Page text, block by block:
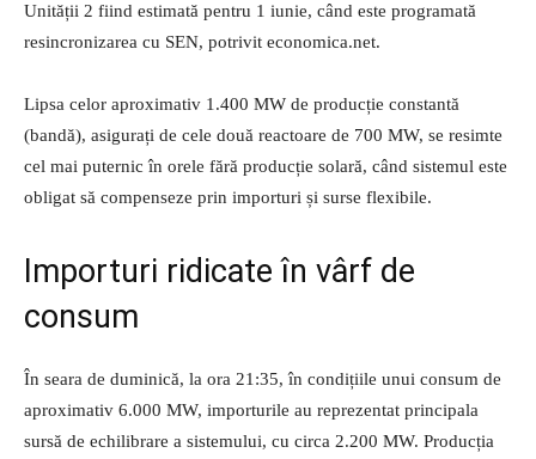
Unității 2 fiind estimată pentru 1 iunie, când este programată
resincronizarea cu SEN, potrivit economica.net.
Lipsa celor aproximativ 1.400 MW de producție constantă
(bandă), asigurați de cele două reactoare de 700 MW, se resimte
cel mai puternic în orele fără producție solară, când sistemul este
obligat să compenseze prin importuri și surse flexibile.
Importuri ridicate în vârf de
consum
În seara de duminică, la ora 21:35, în condițiile unui consum de
aproximativ 6.000 MW, importurile au reprezentat principala
sursă de echilibrare a sistemului, cu circa 2.200 MW. Producția